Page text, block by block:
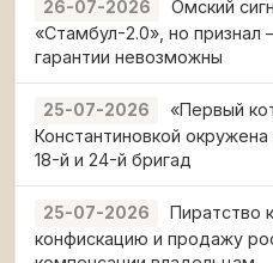
26-07-2026
Омский
«Стамбул-2.0», но признал
гарантии невозможны
25-07-2026
«Первый
Константиновкой
18-й и 24-й бригад
25-07-2026
Пиратство
конфискацию и продажу